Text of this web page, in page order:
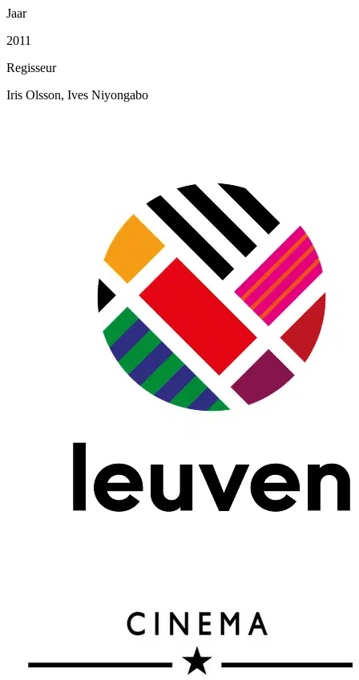
Jaar
2011
Regisseur
Iris Olsson, Ives Niyongabo